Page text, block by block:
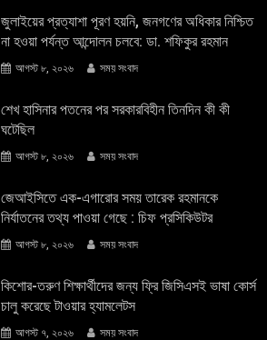
জুলাইয়ের প্রত্যাশা পূরণ হয়নি, জনগণের অধিকার নিশ্চিত
না হওয়া পর্যন্ত আন্দোলন চলবে: ডা. শফিকুর রহমান
আগস্ট ৮, ২০২৬ সময় সংবাদ
শেখ হাসিনার পতনের পর সরকারবিহীন তিনদিন কী কী
ঘটেছিল
আগস্ট ৮, ২০২৬ সময় সংবাদ
জেআইসিতে এক-এগারোর সময় তারেক রহমানকে
নির্যাতনের তথ্য পাওয়া গেছে : চিফ প্রসিকিউটর
আগস্ট ৮, ২০২৬ সময় সংবাদ
কিশোর-তরুণ শিক্ষার্থীদের জন্য ফ্রি জিসিএসই ভাষা কোর্স
চালু করেছে টাওয়ার হ্যামলেটস
আগস্ট ৭, ২০২৬ সময় সংবাদ